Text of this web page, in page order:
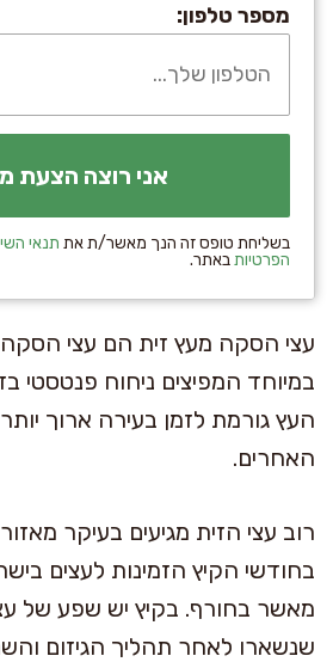
מספר טלפון:
בשליחת טופס זה הנך מאשר/ת את תנאי
הפרטיותבאתר.
עצי הסקה מעץ זית הם עצי הסקה
במיוחד המפיצים ניחוח פנטסטי
העץ גורמת לזמן בעירה ארוך
האחרים.
רוב עצי הזית מגיעים בעיקר
בחודשי הקיץ הזמינות לעצים
מאשר בחורף. בקיץ יש שפע של
שנשארו לאחר תהליך הגיזום